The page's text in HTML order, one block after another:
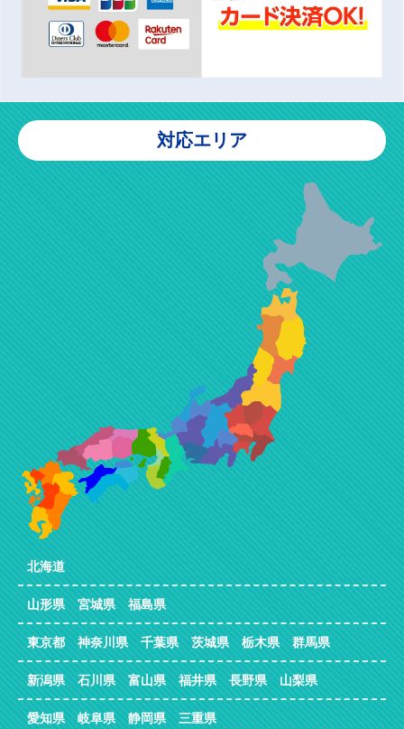
対応エリア
北海道
山形県 宮城県 福島県
東京都 神奈川県 千葉県 茨城県 栃木県 群馬県
新潟県 石川県 富山県 福井県 長野県 山梨県
愛知県 岐阜県 静岡県 三重県